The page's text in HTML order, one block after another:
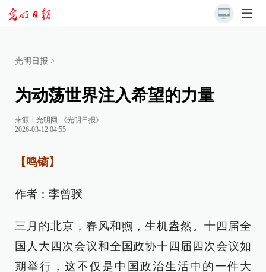
光明日报 >
为动荡世界注入希望的力量
来源： 光明网-《光明日报》
2026-03-12 04:55
【鸣镝】
作者：李曾骙
三月的北京，春风和煦，生机盎然。十四届全
国人大四次会议和全国政协十四届四次会议如
期举行，这不仅是中国政治生活中的一件大